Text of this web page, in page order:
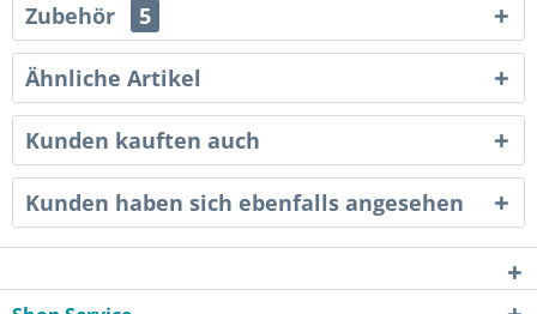
Zubehör 5
Ähnliche Artikel
Kunden kauften auch
Kunden haben sich ebenfalls angesehen